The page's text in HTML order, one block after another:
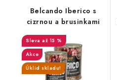
Belcando Iberico s
cizrnou a brusinkami
až 15 %
Akce
Úklid skladu!